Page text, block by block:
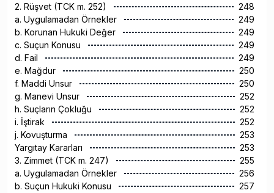
2. Rüşvet (TCK m. 252)
248
a. Uygulamadan Örnekler
249
b. Korunan Hukuki Değer
249
c. Suçun Konusu
249
d. Fail
249
e. Mağdur
250
f. Maddi Unsur
250
g. Manevi Unsur
252
h. Suçların Çokluğu
252
i. İştirak
252
j. Kovuşturma
253
Yargıtay Kararları
253
3. Zimmet (TCK m. 247)
255
a. Uygulamadan Örnekler
256
b. Suçun Hukuki Konusu
257